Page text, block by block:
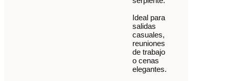
Ideal para
salidas
casuales,
reuniones
de trabajo
o cenas
elegantes.